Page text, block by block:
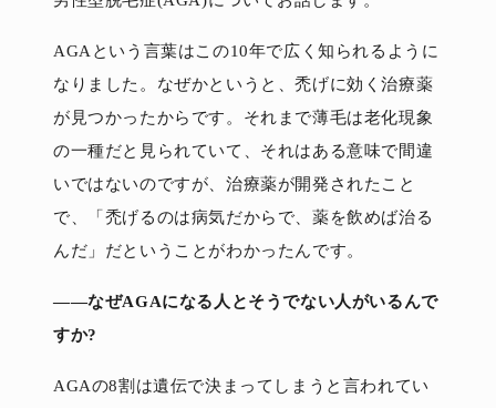
AGAという言葉はこの10年で広く知られるように
なりました。なぜかというと、禿げに効く治療薬
が見つかったからです。それまで薄毛は老化現象
の一種だと見られていて、それはある意味で間違
いではないのですが、治療薬が開発されたこと
で、「禿げるのは病気だからで、薬を飲めば治る
んだ」だということがわかったんです。
――なぜAGAになる人とそうでない人がいるんで
すか?
AGAの8割は遺伝で決まってしまうと言われてい